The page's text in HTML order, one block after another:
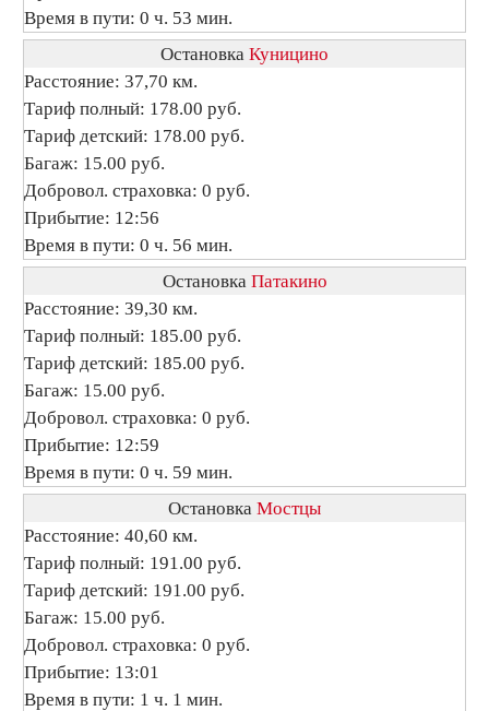
Время в пути: 0 ч. 53 мин.
Остановка Куницино
Расстояние: 37,70 км.
Тариф полный: 178.00 руб.
Тариф детский: 178.00 руб.
Багаж: 15.00 руб.
Добровол. страховка: 0 руб.
Прибытие: 12:56
Время в пути: 0 ч. 56 мин.
Остановка Патакино
Расстояние: 39,30 км.
Тариф полный: 185.00 руб.
Тариф детский: 185.00 руб.
Багаж: 15.00 руб.
Добровол. страховка: 0 руб.
Прибытие: 12:59
Время в пути: 0 ч. 59 мин.
Остановка Мостцы
Расстояние: 40,60 км.
Тариф полный: 191.00 руб.
Тариф детский: 191.00 руб.
Багаж: 15.00 руб.
Добровол. страховка: 0 руб.
Прибытие: 13:01
Время в пути: 1 ч. 1 мин.